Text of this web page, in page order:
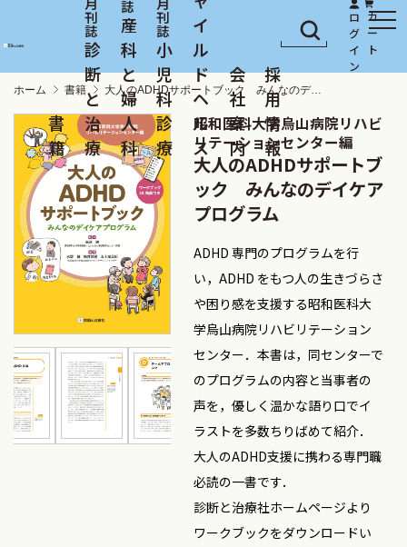
書
籍
診
断
と
治
療
産
科
と
婦
人
科
小
児
科
診
療
イ
ル
ド
ヘ
ル
ス
会
社
案
内
採
用
情
報
ホーム 書籍 大人のADHDサポートブック みんなのデイケアプログラム
昭和医科大学烏山病院リハビ
リテーションセンター編
大人のADHDサポートブ
ック みんなのデイケア
プログラム
ADHD 専門のプログラムを行
い，ADHD をもつ人の生きづらさ
や困り感を支援する昭和医科大
学烏山病院リハビリテーション
センター．本書は，同センターで
のプログラムの内容と当事者の
声を，優しく温かな語り口でイ
ラストを多数ちりばめて紹介．
大人のADHD支援に携わる専門職
必読の一書です．
診断と治療社ホームページより
ワークブックをダウンロードい